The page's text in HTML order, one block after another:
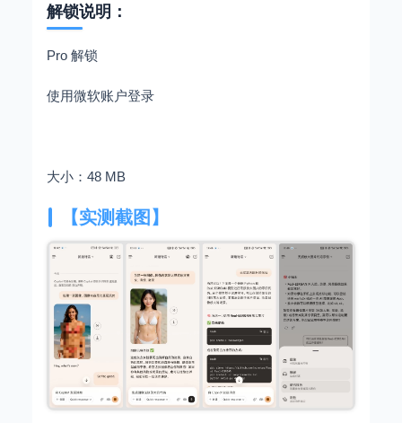
解锁说明：
Pro 解锁
使用微软账户登录
大小：48 MB
【实测截图】